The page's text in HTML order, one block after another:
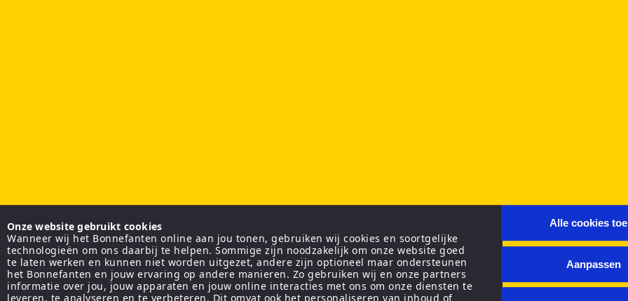
Onze website gebruikt cookies
Wanneer wij het Bonnefanten online aan jou tonen, gebruiken wij cookies en soortgelijke
technologieën om ons daarbij te helpen. Sommige zijn noodzakelijk om onze website goed
te laten werken en kunnen niet worden uitgezet, andere zijn optioneel maar ondersteunen
het Bonnefanten en jouw ervaring op andere manieren. Zo gebruiken wij en onze partners
informatie over jou, jouw apparaten en jouw online interacties met ons om onze diensten te
leveren, te analyseren en te verbeteren. Dit omvat ook het personaliseren van inhoud of
Alle cookies
Aanpassen